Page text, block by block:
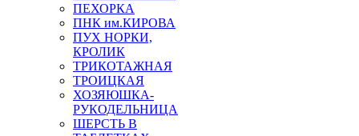
ПЕХОРКА
ПНК им.КИРОВА
ПУХ НОРКИ,
КРОЛИК
ТРИКОТАЖНАЯ
ТРОИЦКАЯ
ХОЗЯЮШКА-
РУКОДЕЛЬНИЦА
ШЕРСТЬ В